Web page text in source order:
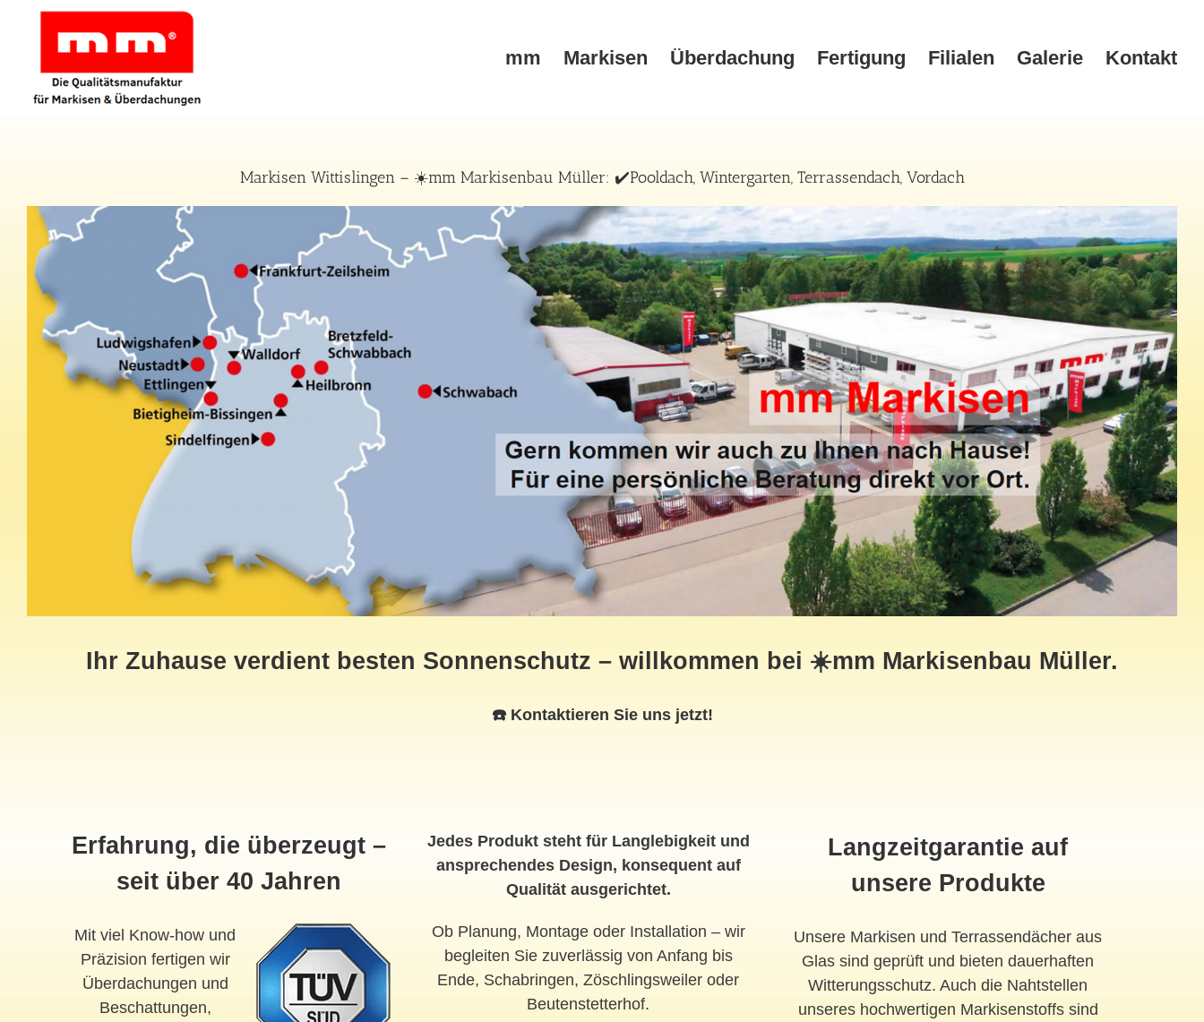
mm Markisen Überdachung Fertigung Filialen Galerie Kontakt
Markisen Wittislingen – ☀️mm Markisenbau Müller: ✔️Pooldach, Wintergarten, Terrassendach, Vordach
Ihr Zuhause verdient besten Sonnenschutz – willkommen bei ☀️mm Markisenbau Müller.
☎️ Kontaktieren Sie uns jetzt!
Erfahrung, die überzeugt –
seit über 40 Jahren
Mit viel Know-how und
Präzision fertigen wir
Überdachungen und
Beschattungen,
Jedes Produkt steht für Langlebigkeit und
ansprechendes Design, konsequent auf
Qualität ausgerichtet.
Ob Planung, Montage oder Installation – wir
begleiten Sie zuverlässig von Anfang bis
Ende, Schabringen, Zöschlingsweiler oder
Beutenstetterhof.
Langzeitgarantie auf
unsere Produkte
Unsere Markisen und Terrassendächer aus
Glas sind geprüft und bieten dauerhaften
Witterungsschutz. Auch die Nahtstellen
unseres hochwertigen Markisenstoffs sind